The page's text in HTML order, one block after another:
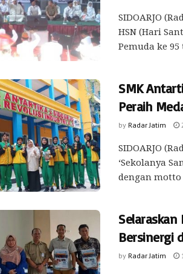
SIDOARJO
HSN (Hari
Pemuda ke
SMK
Peraih
by Radar Jatim
SIDOARJO
‘Sekolanya
dengan motto
Bersinergi
by Radar Jatim